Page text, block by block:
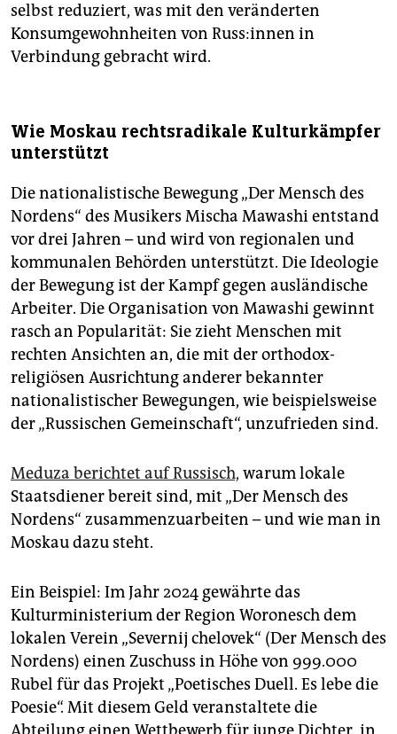
selbst reduziert, was mit den veränderten
Konsumgewohnheiten von Rus­s:in­nen in
Verbindung gebracht wird.
Wie Moskau rechtsradikale Kulturkämpfer
unterstützt
Die nationalistische Bewegung „Der Mensch des
Nordens“ des Musikers Mischa Mawashi entstand
vor drei Jahren – und wird von regionalen und
kommunalen Behörden unterstützt. Die Ideologie
der Bewegung ist der Kampf gegen ausländische
Arbeiter. Die Organisation von Mawashi gewinnt
rasch an Popularität: Sie zieht Menschen mit
rechten Ansichten an, die mit der orthodox-
religiösen Ausrichtung anderer bekannter
nationalistischer Bewegungen, wie beispielsweise
der „Russischen Gemeinschaft“, unzufrieden sind.
Meduza berichtet auf Russisch, warum lokale
Staatsdiener bereit sind, mit „Der Mensch des
Nordens“ zusammenzuarbeiten – und wie man in
Moskau dazu steht.
Ein Beispiel: Im Jahr 2024 gewährte das
Kulturministerium der Region Woronesch dem
lokalen Verein „Severnij chelovek“ (Der Mensch des
Nordens) einen Zuschuss in Höhe von 999.000
Rubel für das Projekt „Poetisches Duell. Es lebe die
Poesie“. Mit diesem Geld veranstaltete die